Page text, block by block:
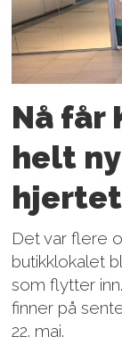
Nå får
helt
Det var flere
butikklokalet
som flytter
finner på
22. mai.